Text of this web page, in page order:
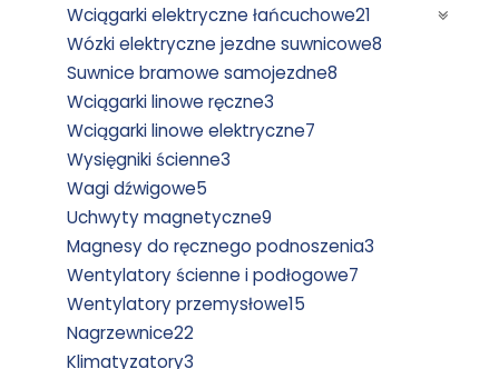
Wciągarki elektryczne łańcuchowe21
Wózki elektryczne jezdne suwnicowe8
Suwnice bramowe samojezdne8
Wciągarki linowe ręczne3
Wciągarki linowe elektryczne7
Wysięgniki ścienne3
Wagi dźwigowe5
Uchwyty magnetyczne9
Magnesy do ręcznego podnoszenia3
Wentylatory ścienne i podłogowe7
Wentylatory przemysłowe15
Nagrzewnice22
Klimatyzatory3